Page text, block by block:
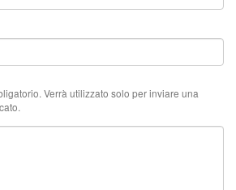
Verrà utilizzato solo per inviare una